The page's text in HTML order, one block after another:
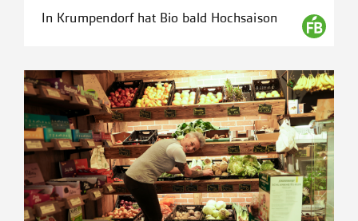
In Krumpendorf hat Bio bald Hochsaison